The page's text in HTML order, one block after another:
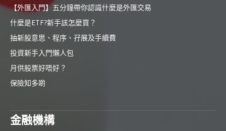
【外匯入門】五分鐘帶你認識什麼是外匯交易
什麼是ETF?新手該怎麼買？
抽新股意思、程序、孖展及手續費
投資新手入門懶人包
月供股票好唔好？
保險知多啲
金融機構